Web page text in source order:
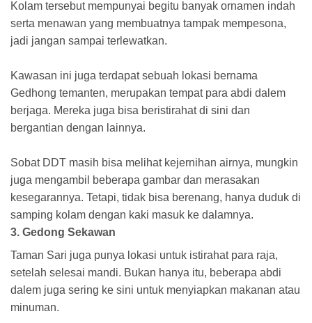
Kolam tersebut mempunyai begitu banyak ornamen indah
serta menawan yang membuatnya tampak mempesona,
jadi jangan sampai terlewatkan.
Kawasan ini juga terdapat sebuah lokasi bernama
Gedhong temanten, merupakan tempat para abdi dalem
berjaga. Mereka juga bisa beristirahat di sini dan
bergantian dengan lainnya.
Sobat DDT masih bisa melihat kejernihan airnya, mungkin
juga mengambil beberapa gambar dan merasakan
kesegarannya. Tetapi, tidak bisa berenang, hanya duduk di
samping kolam dengan kaki masuk ke dalamnya.
3. Gedong Sekawan
Taman Sari juga punya lokasi untuk istirahat para raja,
setelah selesai mandi. Bukan hanya itu, beberapa abdi
dalem juga sering ke sini untuk menyiapkan makanan atau
minuman.